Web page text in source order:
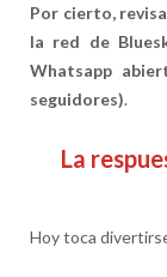
Por cierto,
la red de
Whatsapp
seguidores).
La
Hoy toca